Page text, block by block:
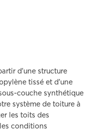
d’une structure
tissé et d’une
couche synthétique
système de toiture à
les toits des
conditions